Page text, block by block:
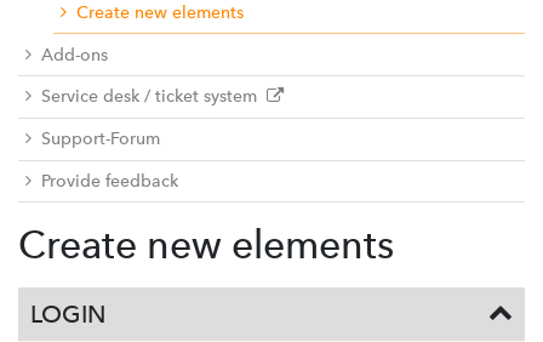
Create new elements
Add-ons
Service desk / ticket system
Support-Forum
Provide feedback
Create new elements
LOGIN